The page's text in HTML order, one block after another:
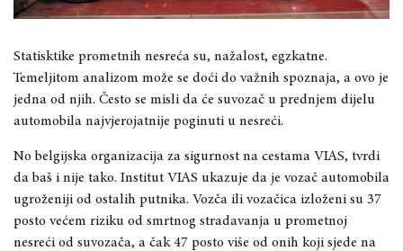
Statisktike prometnih nesreća su, nažalost, egzkatne.
Temeljitom analizom može se doći do važnih spoznaja, a ovo je
jedna od njih. Često se misli da će suvozač u prednjem dijelu
automobila najvjerojatnije poginuti u nesreći.
No belgijska organizacija za sigurnost na cestama VIAS, tvrdi
da baš i nije tako. Institut VIAS ukazuje da je vozač automobila
ugroženiji od ostalih putnika. Vozča ili vozačica izloženi su 37
posto većem riziku od smrtnog stradavanja u prometnoj
nesreći od suvozača, a čak 47 posto više od onih koji sjede na